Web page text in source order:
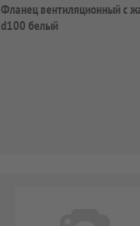
Фланец вентиляционный с
d100 белый